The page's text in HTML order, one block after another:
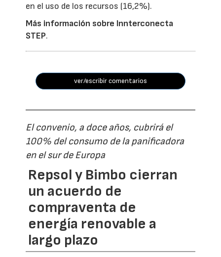
en el uso de los recursos (16,2%).
Más información sobre Innterconecta
STEP.
ver/escribir comentarios
El convenio, a doce años, cubrirá el
100% del consumo de la panificadora
en el sur de Europa
Repsol y Bimbo cierran
un acuerdo de
compraventa de
energía renovable a
largo plazo